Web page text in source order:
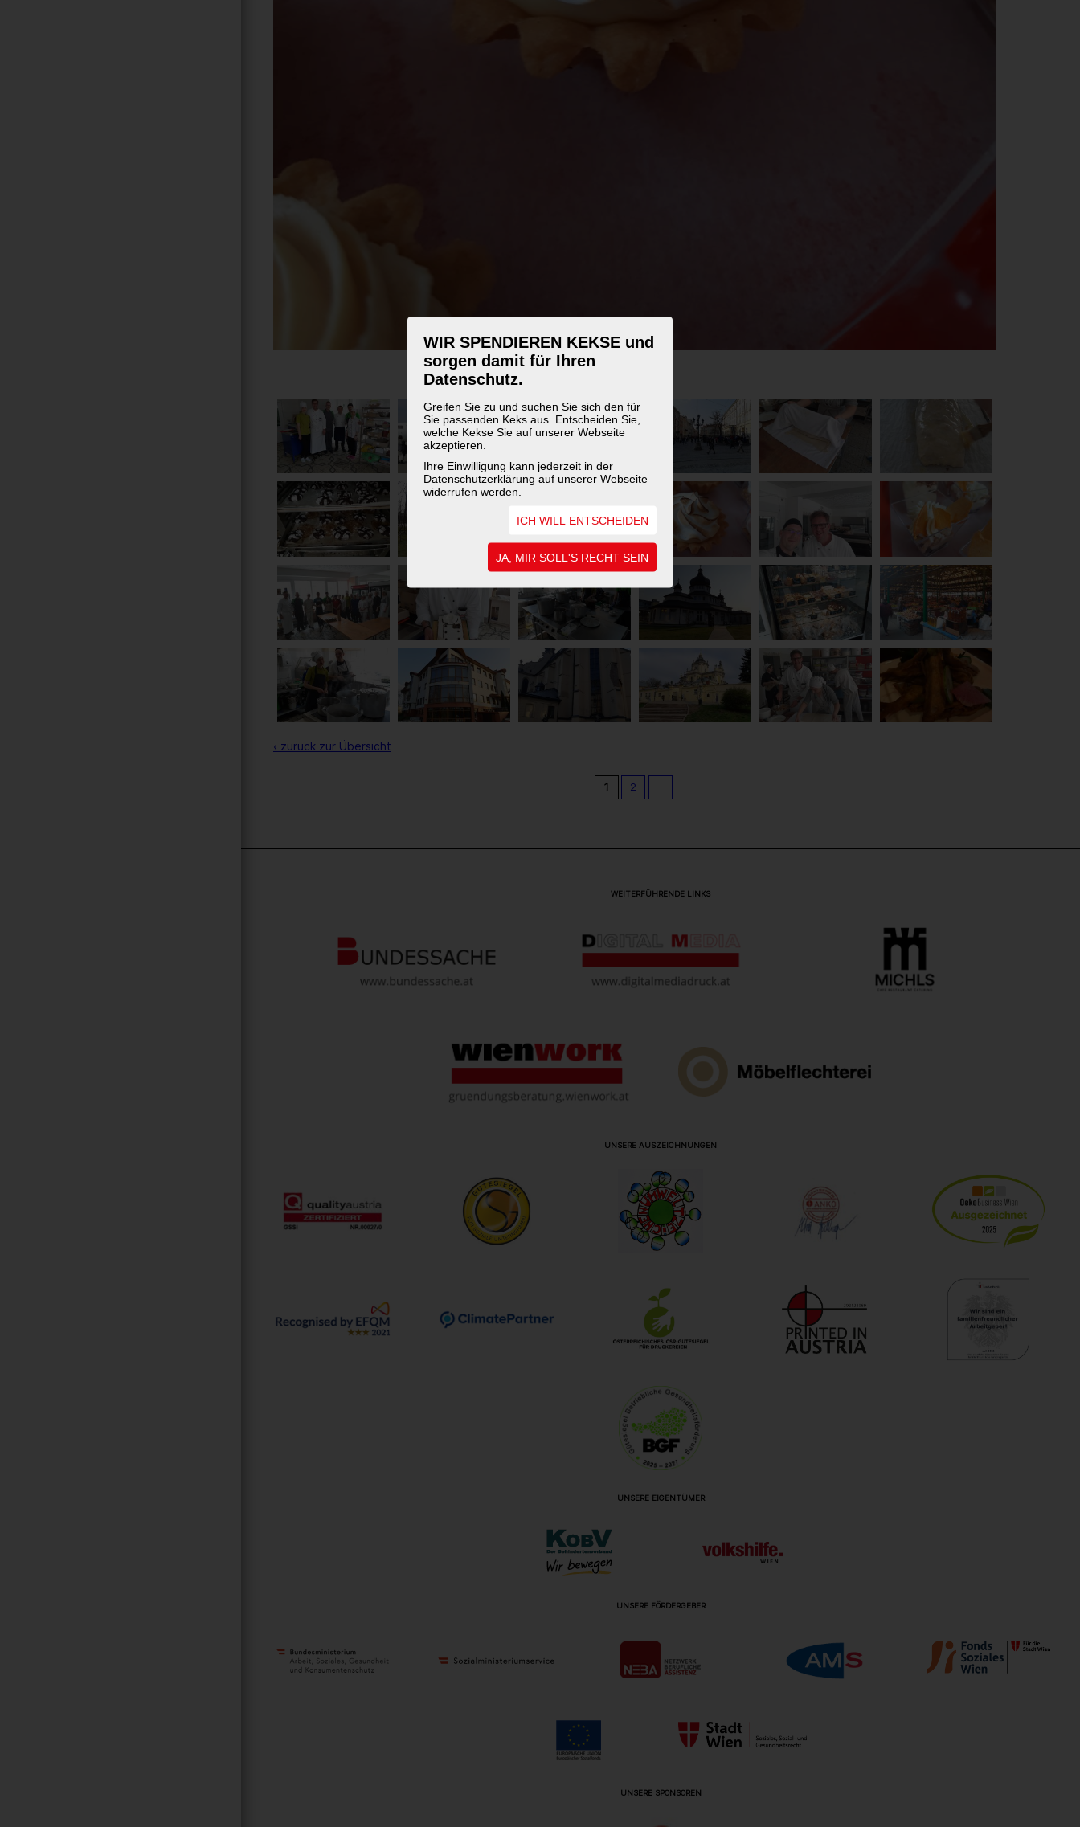
WIR SPENDIEREN KEKSE und
sorgen damit für Ihren
Datenschutz.
Greifen Sie zu und suchen Sie sich den für
Sie passenden Keks aus. Entscheiden Sie,
welche Kekse Sie auf unserer Webseite
akzeptieren.
Ihre Einwilligung kann jederzeit in der
Datenschutzerklärung auf unserer Webseite
widerrufen werden.
ICH WILL ENTSCHEIDEN
JA, MIR SOLL'S RECHT SEIN
‹ zurück zur Übersicht
1 2
WEITERFÜHRENDE LINKS
UNSERE AUSZEICHNUNGEN
UNSERE EIGENTÜMER
UNSERE FÖRDERGEBER
UNSERE SPONSOREN